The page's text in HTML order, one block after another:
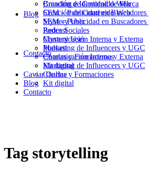
Branding e Identidad de Marca
Creación de Contenido Web
SEM – Publicidad en Buscadores
Redes Sociales
Mystery User
Podcast
Comunicación Interna y Externa
Marketing de Influencers y UGC
Charlas y Formaciones
Kit digital
Blog
Contacto
Creación de Contenido Web
SEM – Publicidad en Buscadores
Mystery User
Podcast
Comunicación Interna y Externa
Marketing de Influencers y UGC
Charlas y Formaciones
Kit digital
Caviar Online
Blog
Contacto
Tag storytelling